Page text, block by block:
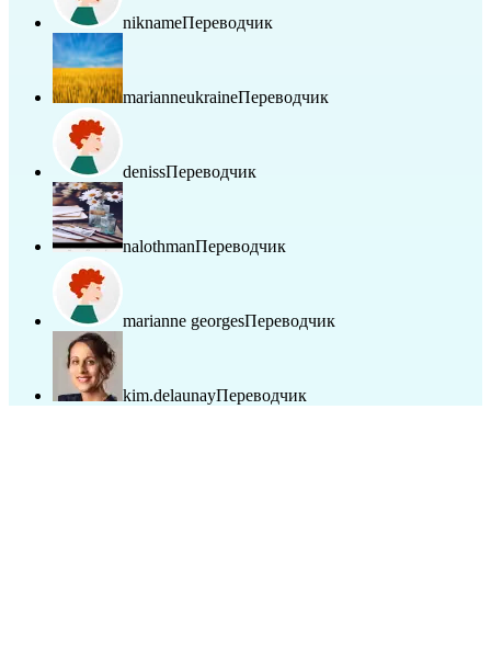
niknameПереводчик
marianneukraineПереводчик
denissПереводчик
nalothmanПереводчик
marianne georgesПереводчик
kim.delaunayПереводчик